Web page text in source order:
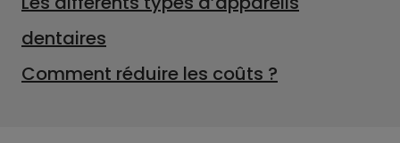
dentaires
Comment réduire les coûts ?